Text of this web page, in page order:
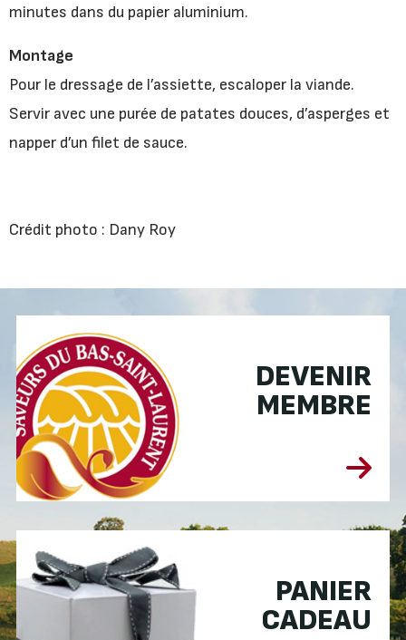
minutes dans du papier aluminium.
Montage
Pour le dressage de l’assiette, escaloper la viande.
Servir avec une purée de patates douces, d’asperges et
napper d’un filet de sauce.
Crédit photo : Dany Roy
DEVENIR
MEMBRE
PANIER
CADEAU